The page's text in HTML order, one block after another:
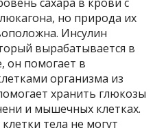
но природа их
Инсулин
вырабатывается в
он помогает в
организма из
хранить глюкозы
и мышечных клетках.
тела не могут